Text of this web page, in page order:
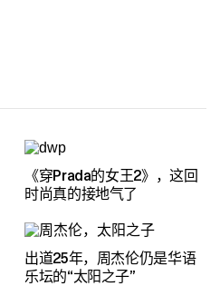
《穿Prada的女王2》，这回
时尚真的接地气了
出道25年，周杰伦仍是华语
乐坛的“太阳之子”